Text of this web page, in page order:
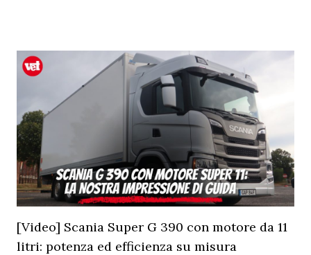
[Video] Scania Super G 390 con motore da 11
litri: potenza ed efficienza su misura